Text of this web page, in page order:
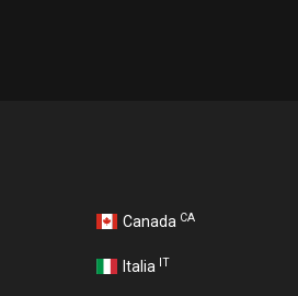
Canada CA
Italia IT